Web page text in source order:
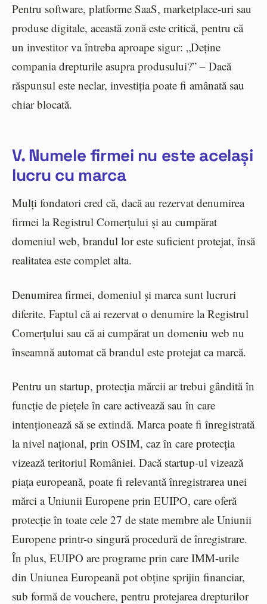
Pentru software, platforme SaaS, marketplace-uri sau
produse digitale, această zonă este critică, pentru că
un investitor va întreba aproape sigur: „Deține
compania drepturile asupra produsului?” – Dacă
răspunsul este neclar, investiția poate fi amânată sau
chiar blocată.
V. Numele firmei nu este același
lucru cu marca
Mulți fondatori cred că, dacă au rezervat denumirea
firmei la Registrul Comerțului și au cumpărat
domeniul web, brandul lor este suficient protejat, însă
realitatea este complet alta.
Denumirea firmei, domeniul și marca sunt lucruri
diferite. Faptul că ai rezervat o denumire la Registrul
Comerțului sau că ai cumpărat un domeniu web nu
înseamnă automat că brandul este protejat ca marcă.
Pentru un startup, protecția mărcii ar trebui gândită în
funcție de piețele în care activează sau în care
intenționează să se extindă. Marca poate fi înregistrată
la nivel național, prin OSIM, caz în care protecția
vizează teritoriul României. Dacă startup-ul vizează
piața europeană, poate fi relevantă înregistrarea unei
mărci a Uniunii Europene prin EUIPO, care oferă
protecție în toate cele 27 de state membre ale Uniunii
Europene printr-o singură procedură de înregistrare.
În plus, EUIPO are programe prin care IMM-urile
din Uniunea Europeană pot obține sprijin financiar,
sub formă de vouchere, pentru protejarea drepturilor